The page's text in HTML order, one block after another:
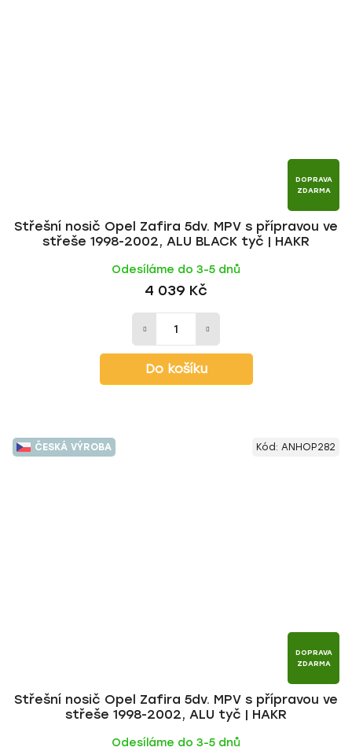
DOPRAVA
ZDARMA
Střešní nosič Opel Zafira 5dv. MPV s přípravou ve
střeše 1998-2002, ALU BLACK tyč | HAKR
Odesíláme do 3-5 dnů
4 039 Kč
Do košíku
ČESKÁ VÝROBA
DOPRAVA
ZDARMA
Střešní nosič Opel Zafira 5dv. MPV s přípravou ve
střeše 1998-2002, ALU tyč | HAKR
Odesíláme do 3-5 dnů
Kód: ANHOP282